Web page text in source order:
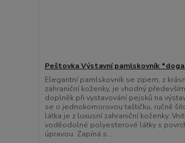
Peštovka Výstavní pamlskovník
Elegantní pamlskovník se zipem, z
zahraniční koženky, je vhodný
doplněk při vystavování pejsků na
se o jednokomorovou taštičku, ručně
látka je z luxusní zahraniční koženky.
voděodolné polyesterové látky s
úpravou. Zapíná s...